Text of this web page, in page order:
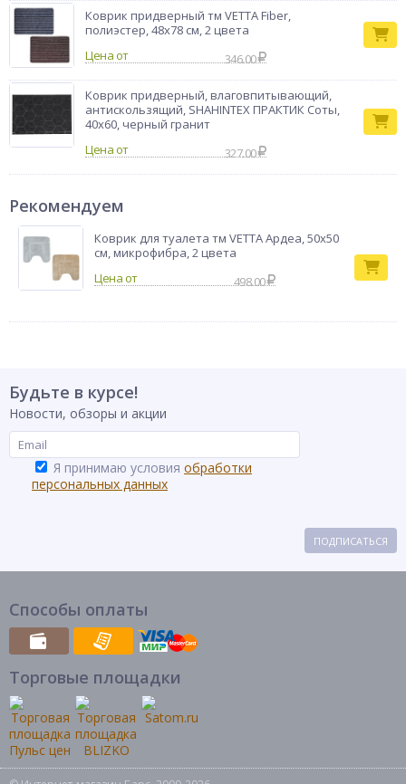
Коврик придверный тм VETTA Fiber,
полиэстер, 48х78 см, 2 цвета
Цена от
346.00
Коврик придверный, влаговпитывающий,
антискользящий, SHAHINTEX ПРАКТИК Соты,
40х60, черный гранит
Цена от
327.00
Рекомендуем
Коврик для туалета тм VETTA Ардеа, 50х50
см, микрофибра, 2 цвета
498.00
Будьте в курсе!
Новости, обзоры и акции
Я принимаю условия обработки
персональных данных
ПОДПИСАТЬСЯ
Способы оплаты
Торговые площадки